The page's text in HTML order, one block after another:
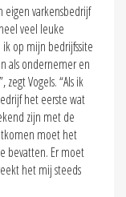
eigen varkensbedrijf
veel leuke
op mijn bedrijfssite
als ondernemer en
Vogels. “Als ik
het eerste wat
zijn met de
moet het
bevatten. Er moet
het mij steeds